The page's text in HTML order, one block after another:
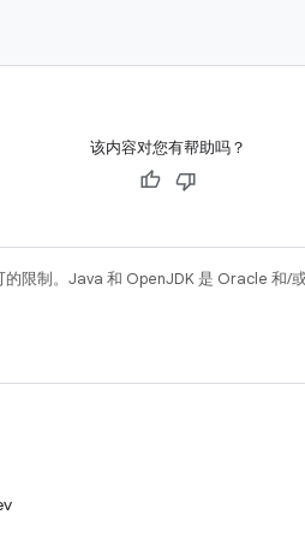
该内容对您有帮助吗？
限制。Java 和 OpenJDK 是 Oracle 和/